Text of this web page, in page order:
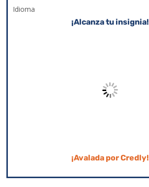
Idioma
¡Alcanza tu insignia!
¡Avalada por Credly!